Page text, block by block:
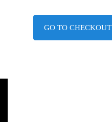
GO TO CHECKOUT